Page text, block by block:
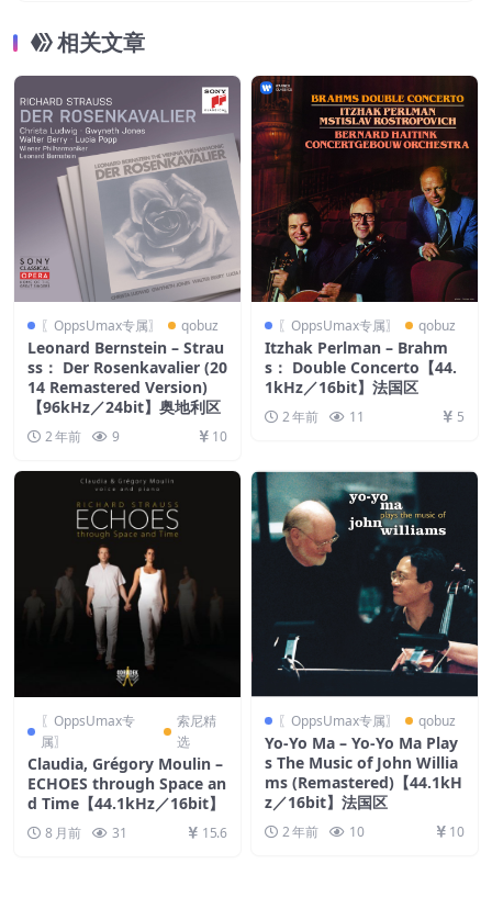
相关文章
〖OppsUmax专属〗 qobuz
Leonard Bernstein – Strau
ss： Der Rosenkavalier (20
14 Remastered Version)
【96kHz／24bit】奥地利区
2 年前 9 10
〖OppsUmax专属〗 qobuz
Itzhak Perlman – Brahm
s： Double Concerto【44.
1kHz／16bit】法国区
2 年前 11 5
〖OppsUmax专
属〗
索尼精
选
Claudia, Grégory Moulin –
ECHOES through Space an
d Time【44.1kHz／16bit】
8 月前 31 15.6
〖OppsUmax专属〗 qobuz
Yo-Yo Ma – Yo-Yo Ma Play
s The Music of John Willia
ms (Remastered)【44.1kH
z／16bit】法国区
2 年前 10 10